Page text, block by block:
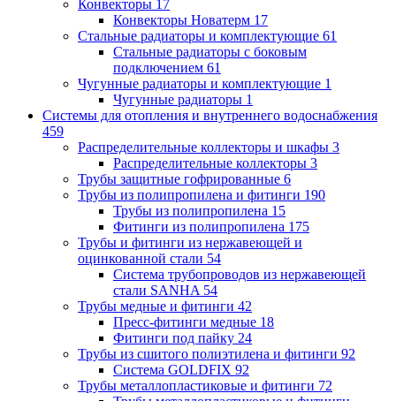
Конвекторы 17
Конвекторы Новатерм 17
Стальные радиаторы и комплектующие 61
Стальные радиаторы с боковым
подключением 61
Чугунные радиаторы и комплектующие 1
Чугунные радиаторы 1
Системы для отопления и внутреннего водоснабжения
459
Распределительные коллекторы и шкафы 3
Распределительные коллекторы 3
Трубы защитные гофрированные 6
Трубы из полипропилена и фитинги 190
Трубы из полипропилена 15
Фитинги из полипропилена 175
Трубы и фитинги из нержавеющей и
оцинкованной стали 54
Система трубопроводов из нержавеющей
стали SANHA 54
Трубы медные и фитинги 42
Пресс-фитинги медные 18
Фитинги под пайку 24
Трубы из сшитого полиэтилена и фитинги 92
Система GOLDFIX 92
Трубы металлопластиковые и фитинги 72